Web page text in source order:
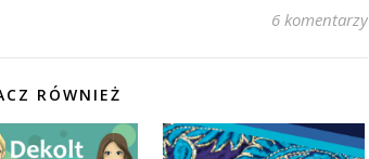
6 komentarzy
RÓWNIEŻ